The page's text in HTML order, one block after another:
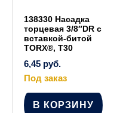
138330 Насадка
торцевая 3/8″DR с
вставкой-битой
TORX®, T30
6,45 руб.
Под заказ
В КОРЗИНУ